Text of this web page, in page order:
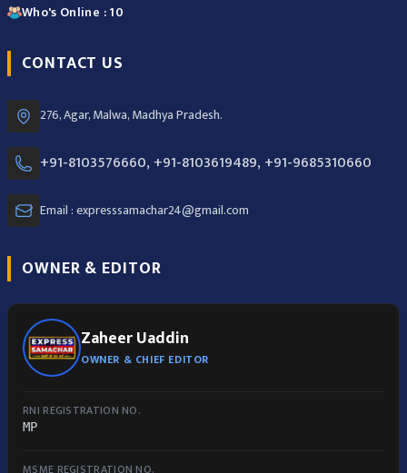
Who's Online : 10
CONTACT US
276, Agar, Malwa, Madhya Pradesh.
+91-8103576660, +91-8103619489, +91-9685310660
Email : expresssamachar24@gmail.com
OWNER & EDITOR
Zaheer Uaddin
OWNER & CHIEF EDITOR
RNI REGISTRATION NO.
MP
MSME REGISTRATION NO.